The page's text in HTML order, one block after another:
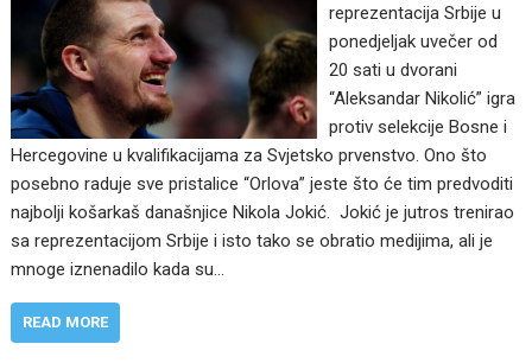
reprezentacija Srbije u
ponedjeljak uvečer od
20 sati u dvorani
“Aleksandar Nikolić” igra
protiv selekcije Bosne i
Hercegovine u kvalifikacijama za Svjetsko prvenstvo. Ono što
posebno raduje sve pristalice “Orlova” jeste što će tim predvoditi
najbolji košarkaš današnjice Nikola Jokić. Jokić je jutros trenirao
sa reprezentacijom Srbije i isto tako se obratio medijima, ali je
mnoge iznenadilo kada su…
READ MORE